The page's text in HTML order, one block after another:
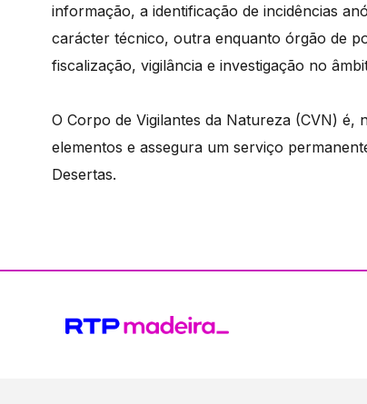
informação, a identificação de incidências
carácter técnico, outra enquanto órgão de
fiscalização, vigilância e investigação no
O Corpo de Vigilantes da Natureza (CVN)
elementos e assegura um serviço
Desertas.